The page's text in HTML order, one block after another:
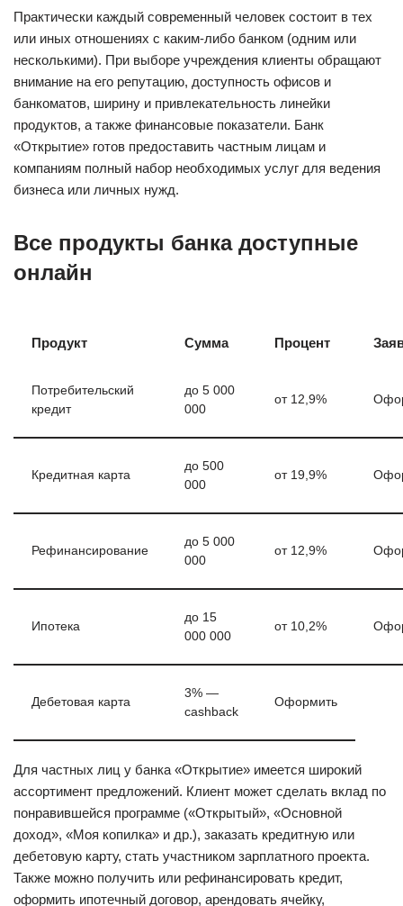
Практически каждый современный человек состоит в тех
или иных отношениях с каким-либо банком (одним или
несколькими). При выборе учреждения клиенты обращают
внимание на его репутацию, доступность офисов и
банкоматов, ширину и привлекательность линейки
продуктов, а также финансовые показатели. Банк
«Открытие» готов предоставить частным лицам и
компаниям полный набор необходимых услуг для ведения
бизнеса или личных нужд.
Все продукты банка доступные
онлайн
Продукт Сумма Процент
Потребительский
кредит
до 5 000
000
от 12,9%
Кредитная карта
до 500
000
от 19,9%
Рефинансирование
до 5 000
000
от 12,9%
Ипотека
до 15
000 000
от 10,2%
Дебетовая карта
3% —
cashback
Оформить
Для частных лиц у банка «Открытие» имеется широкий
ассортимент предложений. Клиент может сделать вклад по
понравившейся программе («Открытый», «Основной
доход», «Моя копилка» и др.), заказать кредитную или
дебетовую карту, стать участником зарплатного проекта.
Также можно получить или рефинансировать кредит,
оформить ипотечный договор, арендовать ячейку,